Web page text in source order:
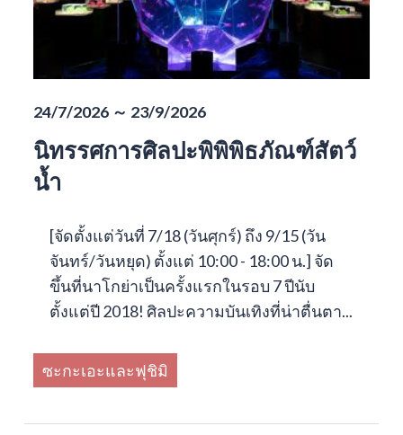
24/7/2026 ～ 23/9/2026
นิทรรศการศิลปะพิพิพิธภัณฑ์สัตว์
น้ำ
[จัดตั้งแต่วันที่ 7/18 (วันศุกร์) ถึง 9/15 (วัน
จันทร์/วันหยุด) ตั้งแต่ 10:00 - 18:00 น.] จัด
ขึ้นที่นาโกย่าเป็นครั้งแรกในรอบ 7 ปีนับ
ตั้งแต่ปี 2018! ศิลปะความบันเทิงที่น่าตื่นตา...
ซะกะเอะและฟุชิมิ